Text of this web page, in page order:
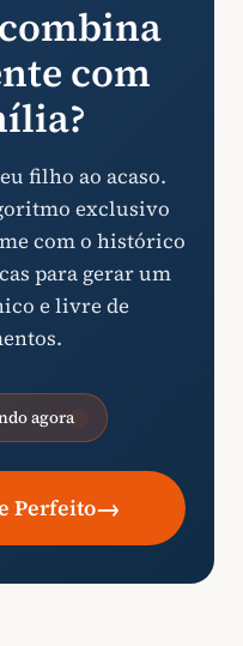
com
filho ao acaso.
exclusivo
com o histórico
para gerar um
e livre de
agora
Perfeito→